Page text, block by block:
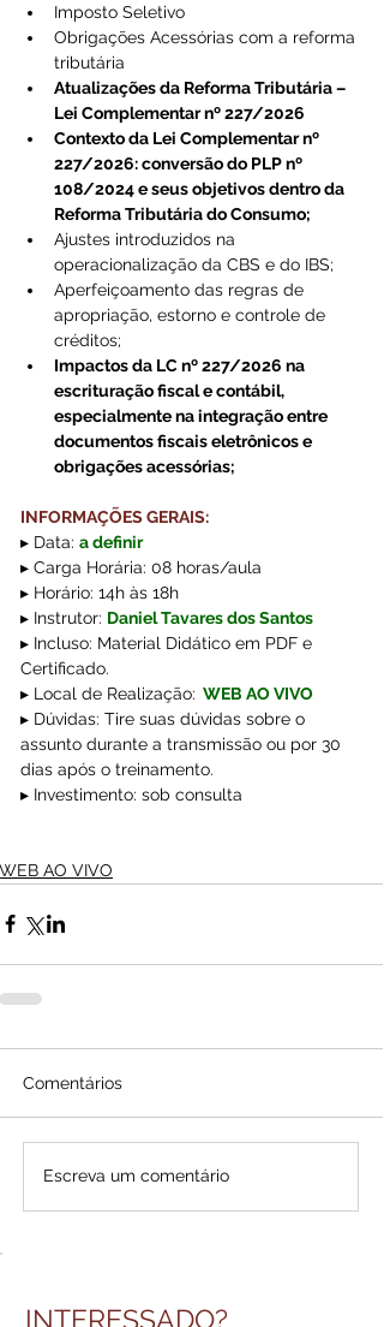
Imposto Seletivo
Obrigações Acessórias com a reforma
tributária
Atualizações da Reforma Tributária –
Lei Complementar nº 227/2026
Contexto da Lei Complementar nº
227/2026: conversão do PLP nº
108/2024 e seus objetivos dentro da
Reforma Tributária do Consumo;
Ajustes introduzidos na
operacionalização da CBS e do IBS;
Aperfeiçoamento das regras de
apropriação, estorno e controle de
créditos;
Impactos da LC nº 227/2026 na
escrituração fiscal e contábil,
especialmente na integração entre
documentos fiscais eletrônicos e
obrigações acessórias;
INFORMAÇÕES GERAIS:
▸ Data: a definir
▸ Carga Horária: 08 horas/aula
▸ Horário: 14h às 18h
▸ Instrutor: Daniel Tavares dos Santos
▸ Incluso: Material Didático em PDF e
Certificado.
▸ Local de Realização: WEB AO VIVO
▸ Dúvidas: Tire suas dúvidas sobre o
assunto durante a transmissão ou por 30
dias após o treinamento.
▸ Investimento: sob consulta
WEB AO VIVO
Comentários
Escreva um comentário
INTERESSADO?